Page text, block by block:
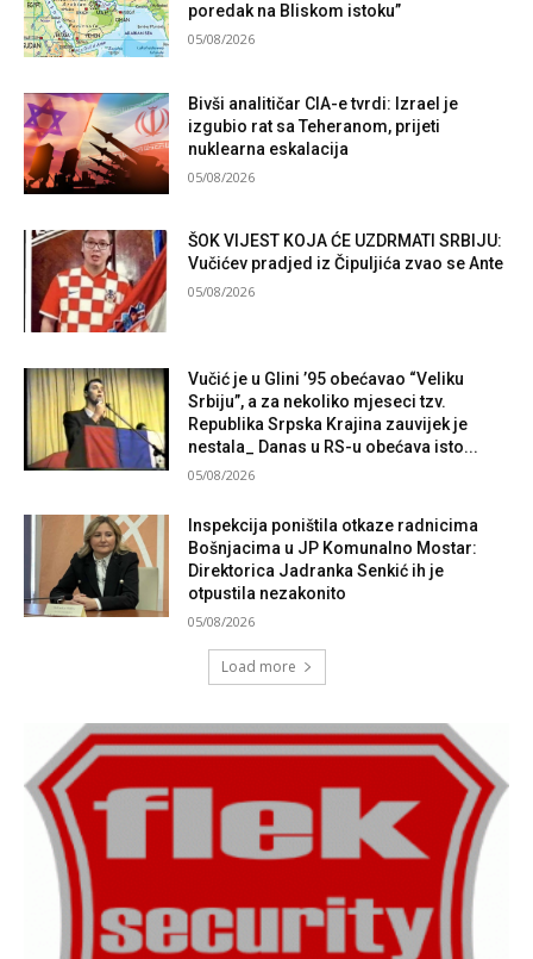
poredak na Bliskom istoku”
05/08/2026
Bivši analitičar CIA-e tvrdi: Izrael je
izgubio rat sa Teheranom, prijeti
nuklearna eskalacija
05/08/2026
ŠOK VIJEST KOJA ĆE UZDRMATI SRBIJU:
Vučićev pradjed iz Čipuljića zvao se Ante
05/08/2026
Vučić je u Glini ’95 obećavao “Veliku
Srbiju”, a za nekoliko mjeseci tzv.
Republika Srpska Krajina zauvijek je
nestala_ Danas u RS-u obećava isto...
05/08/2026
Inspekcija poništila otkaze radnicima
Bošnjacima u JP Komunalno Mostar:
Direktorica Jadranka Senkić ih je
otpustila nezakonito
05/08/2026
Load more